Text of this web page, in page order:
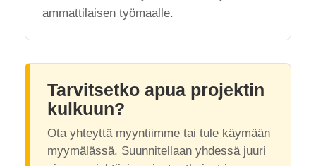
ammattilaisen työmaalle.
Tarvitsetko apua projektin
kulkuun?
Ota yhteyttä myyntiimme tai tule käymään
myymälässä. Suunnitellaan yhdessä juuri